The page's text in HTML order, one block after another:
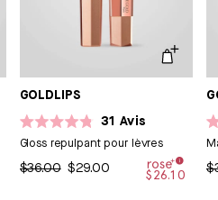
GOLDLIPS
Noté
4.8
sur
5
31 Avis
Gloss repulpant pour lèvres
$36.00 $29.00 $26.10 5